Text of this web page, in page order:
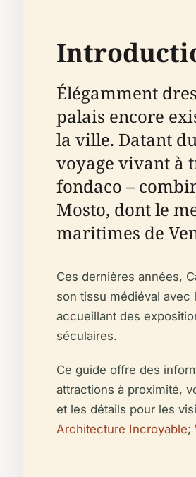
Élégamment
palais encore
la ville. Datant
voyage vivant à
fondaco –
Mosto, dont le
maritimes de
Ces dernières années,
son tissu médiéval
accueillant des
séculaires.
Ce guide offre des
attractions à proximité,
et les détails pour les
Architecture Incroyable;